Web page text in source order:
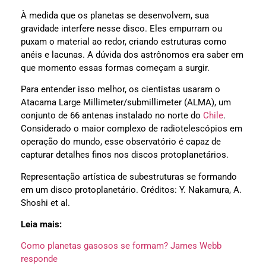
À medida que os planetas se desenvolvem, sua
gravidade interfere nesse disco. Eles empurram ou
puxam o material ao redor, criando estruturas como
anéis e lacunas. A dúvida dos astrônomos era saber em
que momento essas formas começam a surgir.
Para entender isso melhor, os cientistas usaram o
Atacama Large Millimeter/submillimeter (ALMA), um
conjunto de 66 antenas instalado no norte do Chile.
Considerado o maior complexo de radiotelescópios em
operação do mundo, esse observatório é capaz de
capturar detalhes finos nos discos protoplanetários.
Representação artística de subestruturas se formando
em um disco protoplanetário. Créditos: Y. Nakamura, A.
Shoshi et al.
Leia mais:
Como planetas gasosos se formam? James Webb
responde